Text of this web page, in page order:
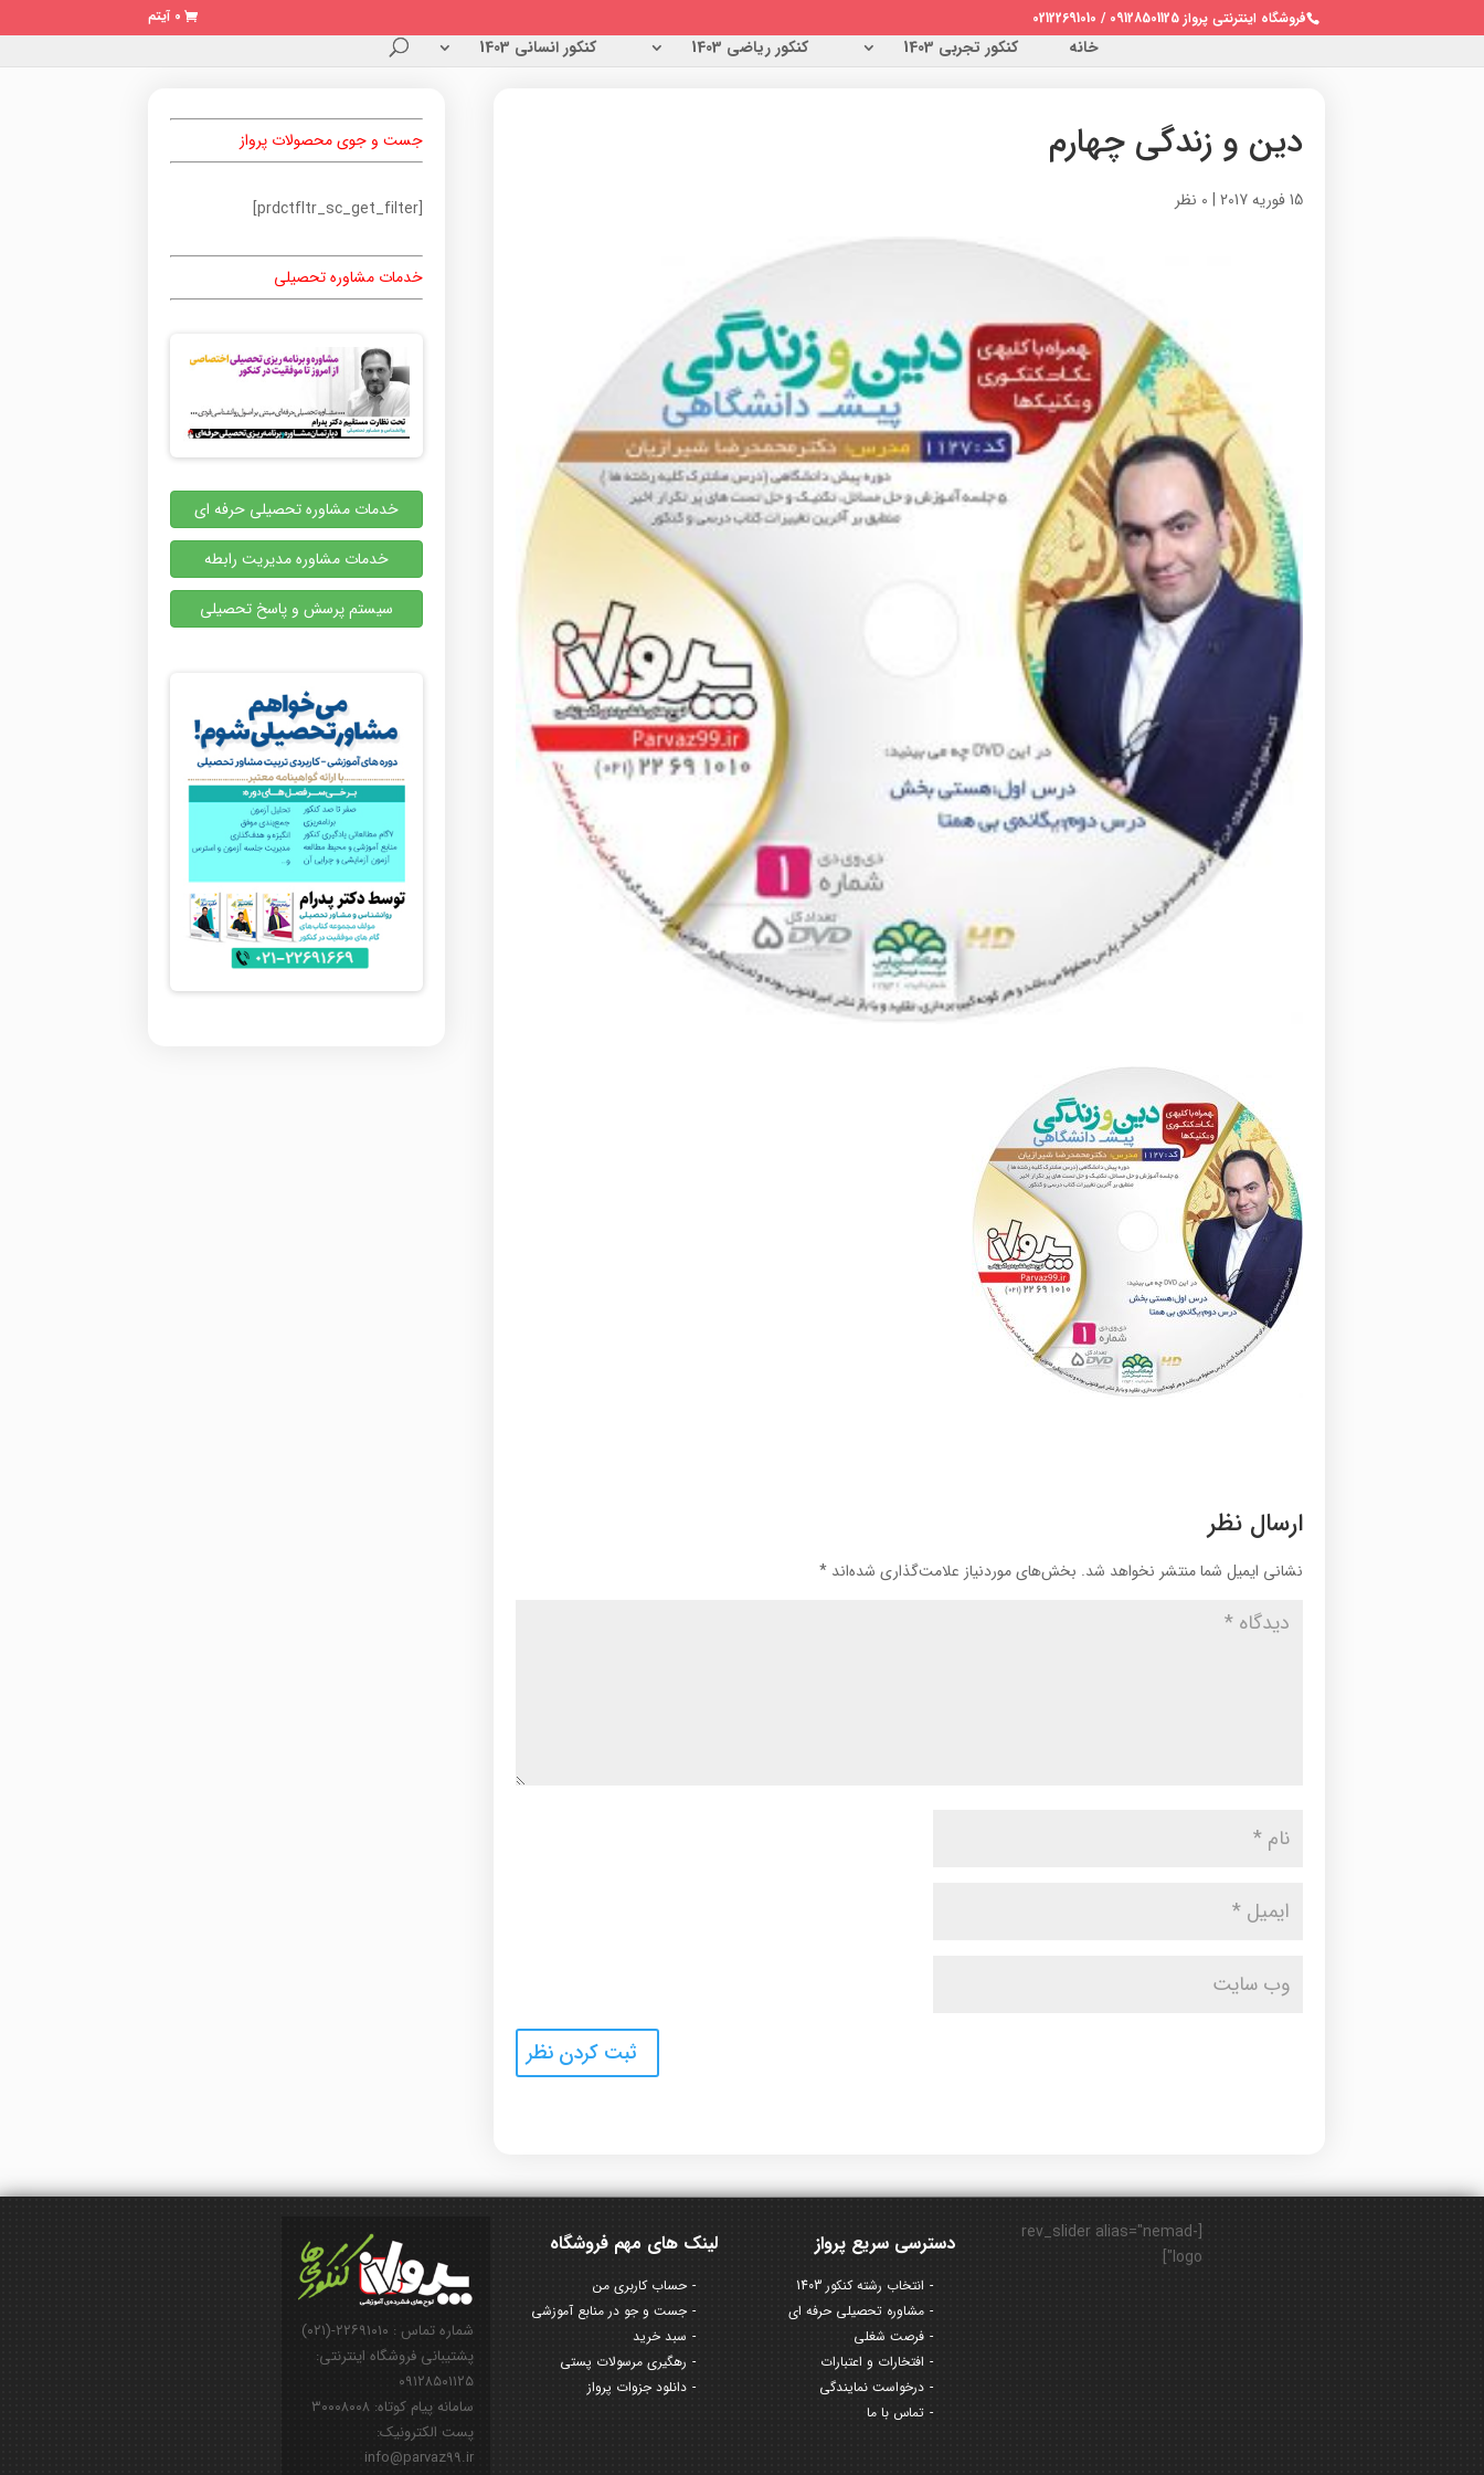
فروشگاه اینترنتی پرواز 09128501125 / 02122691010 0 آیتم
خانه کنکور تجربی 1403 کنکور ریاضی 1403 کنکور انسانی 1403
دین و زندگی چهارم
15 فوریه 2017 | 0 نظر
ارسال نظر
نشانی ایمیل شما منتشر نخواهد شد. بخش‌های موردنیاز علامت‌گذاری شده‌اند*
جست و جوی محصولات پرواز
[prdctfltr_sc_get_filter]
خدمات مشاوره تحصیلی
خدمات مشاوره تحصیلی حرفه ای
خدمات مشاوره مدیریت رابطه
سیستم پرسش و پاسخ تحصیلی
شماره تماس : ۲۲۶۹۱۰۱۰-(۰۲۱)
پشتیبانی فروشگاه اینترنتی:
۰۹۱۲۸۵۰۱۱۲۵
سامانه پیام کوتاه: ۳۰۰۰۸۰۰۸
پست الکترونیک:
info@parvaz99.ir
لینک های مهم فروشگاه
حساب کاربری من
جست و جو در منابع آموزشی
سبد خرید
رهگیری مرسولات پستی
دانلود جزوات پرواز
دسترسی سریع پرواز
انتخاب رشته کنکور 1403
مشاوره تحصیلی حرفه ای
فرصت شغلی
افتخارات و اعتبارات
درخواست نمایندگی
تماس با ما
[rev_slider alias="nemad-
logo"]